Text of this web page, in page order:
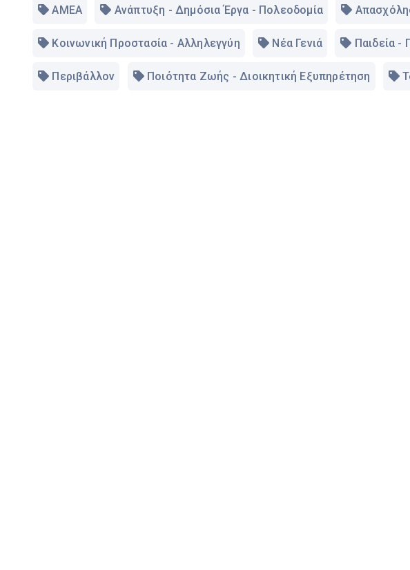
ΑΜΕΑ Ανάπτυξη - Δημόσια Έργα - Πολεοδομία
Κοινωνική Προστασία - Αλληλεγγύη Νέα Γενιά Παιδεία -
Περιβάλλον Ποιότητα Ζωής - Διοικητική Εξυπηρέτηση